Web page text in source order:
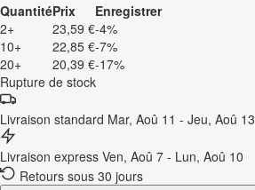
QuantitéPrix
Enregistrer
2+
23,59 €-4%
10+
22,85 €-7%
20+
20,39 €-17%
Rupture de stock
Livraison standard Mar, Aoû 11 - Jeu, Aoû 13
Livraison express Ven, Aoû 7 - Lun, Aoû 10
Retours sous 30 jours